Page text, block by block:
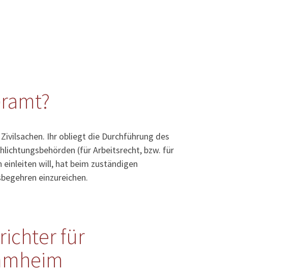
Ihr obliegt die Durchführung des
(für Arbeitsrecht, bzw. für
will, hat beim zuständigen
einzureichen.
für